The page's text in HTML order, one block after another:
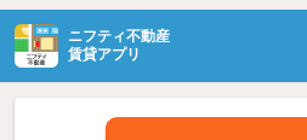
ニフティ不動産
賃貸アプリ